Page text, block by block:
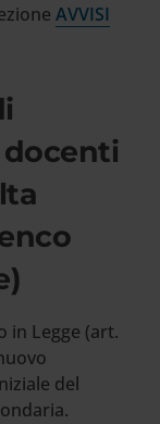
AVVISI
in Legge (art.
del